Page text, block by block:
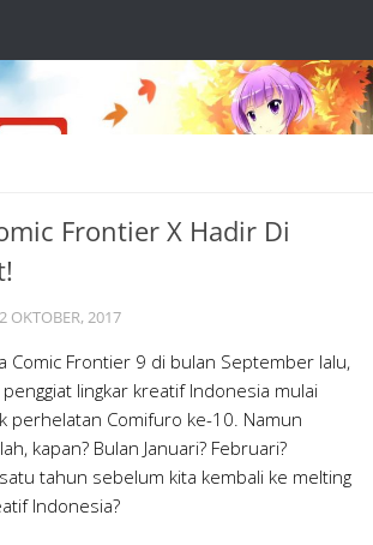
Frontier X Hadir Di
OKTOBER, 2017
Comic Frontier 9 di bulan September lalu,
lingkar kreatif Indonesia mulai
perhelatan Comifuro ke-10. Namun
kapan? Bulan Januari? Februari?
tahun sebelum kita kembali ke melting
Indonesia?